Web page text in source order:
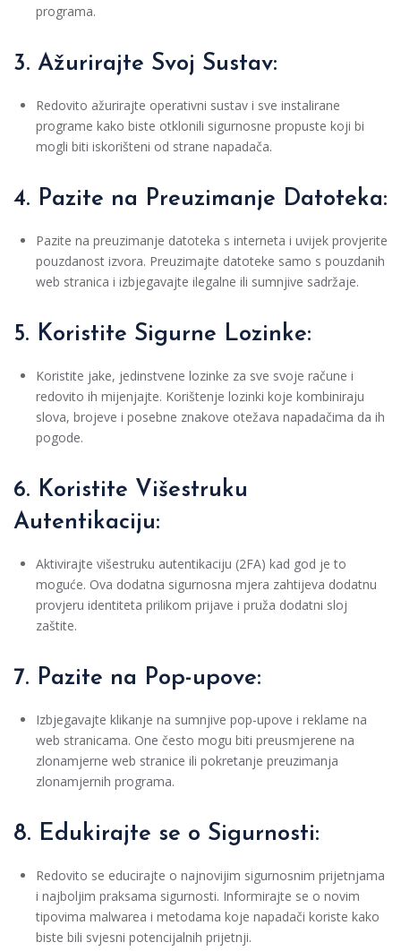
programa.
3. Ažurirajte Svoj Sustav:
Redovito ažurirajte operativni sustav i sve instalirane
programe kako biste otklonili sigurnosne propuste koji bi
mogli biti iskorišteni od strane napadača.
4. Pazite na Preuzimanje Datoteka:
Pazite na preuzimanje datoteka s interneta i uvijek provjerite
pouzdanost izvora. Preuzimajte datoteke samo s pouzdanih
web stranica i izbjegavajte ilegalne ili sumnjive sadržaje.
5. Koristite Sigurne Lozinke:
Koristite jake, jedinstvene lozinke za sve svoje račune i
redovito ih mijenjajte. Korištenje lozinki koje kombiniraju
slova, brojeve i posebne znakove otežava napadačima da ih
pogode.
6. Koristite Višestruku
Autentikaciju:
Aktivirajte višestruku autentikaciju (2FA) kad god je to
moguće. Ova dodatna sigurnosna mjera zahtijeva dodatnu
provjeru identiteta prilikom prijave i pruža dodatni sloj
zaštite.
7. Pazite na Pop-upove:
Izbjegavajte klikanje na sumnjive pop-upove i reklame na
web stranicama. One često mogu biti preusmjerene na
zlonamjerne web stranice ili pokretanje preuzimanja
zlonamjernih programa.
8. Edukirajte se o Sigurnosti:
Redovito se educirajte o najnovijim sigurnosnim prijetnjama
i najboljim praksama sigurnosti. Informirajte se o novim
tipovima malwarea i metodama koje napadači koriste kako
biste bili svjesni potencijalnih prijetnji.